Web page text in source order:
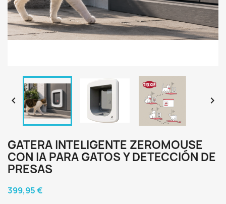
 
GATERA INTELIGENTE ZEROMOUSE
CON IA PARA GATOS Y DETECCIÓN DE
PRESAS
399,95 €